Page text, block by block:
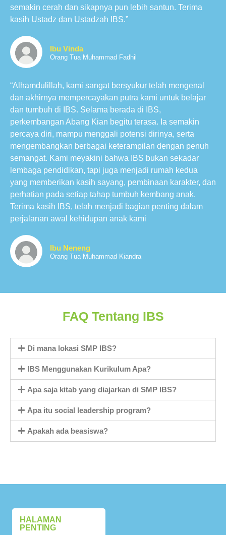
semakin cerah dan sikapnya pun lebih santun. Terima
kasih Ustadz dan Ustadzah IBS.”
Ibu Vinda
Orang Tua Muhammad Fadhil
“Alhamdulillah, kami sangat bersyukur telah mengenal
dan akhirnya mempercayakan putra kami untuk belajar
dan tumbuh di IBS. Selama berada di IBS,
perkembangan Abang Kian begitu terasa. Ia semakin
percaya diri, mampu menggali potensi dirinya, serta
mengembangkan berbagai keterampilan dengan penuh
semangat. Kami meyakini bahwa IBS bukan sekadar
lembaga pendidikan, tapi juga menjadi rumah kedua
yang memberikan kasih sayang, pembinaan karakter, dan
perhatian pada setiap tahap tumbuh kembang anak.
Terima kasih IBS, telah menjadi bagian penting dalam
perjalanan awal kehidupan anak kami
Ibu Neneng
Orang Tua Muhammad Kiandra
FAQ Tentang IBS
Di mana lokasi SMP IBS?
IBS Menggunakan Kurikulum Apa?
Apa saja kitab yang diajarkan di SMP IBS?
Apa itu social leadership program?
Apakah ada beasiswa?
HALAMAN
PENTING